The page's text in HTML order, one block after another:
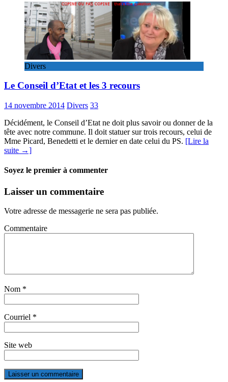
Divers
Le Conseil d’Etat et les 3 recours
14 novembre 2014 Divers 33
Décidément, le Conseil d’Etat ne doit plus savoir ou donner de la
tête avec notre commune. Il doit statuer sur trois recours, celui de
Mme Picard, Benedetti et le dernier en date celui du PS. [Lire la
suite →]
Soyez le premier à commenter
Laisser un commentaire
Votre adresse de messagerie ne sera pas publiée.
Commentaire
Nom *
Courriel *
Site web